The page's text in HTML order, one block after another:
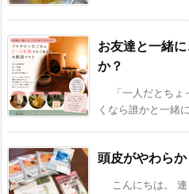
お友達と一緒
か？
「一人だとちょ
くなら誰かと一緒
頭皮がやわらか
こんにちは。